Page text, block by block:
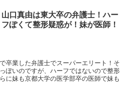
山口真由は東大卒の弁護士！ハー
フぽくて整形疑惑が！妹が医師！
卒業した弁護士でスーパーエリート！そ
ぽいのですが、ハーフではないので整形
に妹も京都大学の医学部卒の医師で妹も